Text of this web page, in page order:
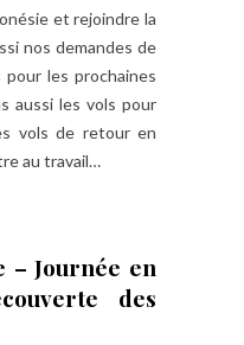
et rejoindre la
nos demandes de
les prochaines
aussi les vols pour
vols de retour en
au travail…
– Journée en
des